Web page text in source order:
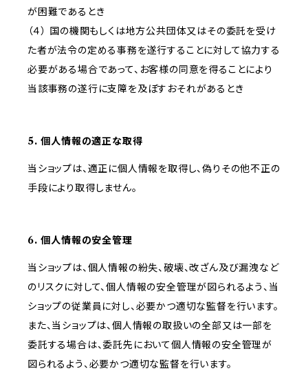
が困難であるとき
（４） 国の機関もしくは地方公共団体又はその委託を受け
た者が法令の定める事務を遂行することに対して協力する
必要がある場合であって、お客様の同意を得ることにより
当該事務の遂行に支障を及ぼすおそれがあるとき
5. 個人情報の適正な取得
当ショップは、適正に個人情報を取得し、偽りその他不正の
手段により取得しません。
6. 個人情報の安全管理
当ショップは、個人情報の紛失、破壊、改ざん及び漏洩など
のリスクに対して、個人情報の安全管理が図られるよう、当
ショップの従業員に対し、必要かつ適切な監督を行います。
また、当ショップは、個人情報の取扱いの全部又は一部を
委託する場合は、委託先において個人情報の安全管理が
図られるよう、必要かつ適切な監督を行います。